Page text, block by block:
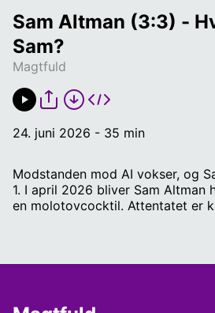
Magtfuld
Sam Altman (3:3) -
Sam?
24. juni 2026 - 35 min
Modstanden mod AI vokser, og
1. I april 2026 bliver Sam Altman
en molotovcocktil. Attentatet er
Manus og tilrettelæggelse: Oliver